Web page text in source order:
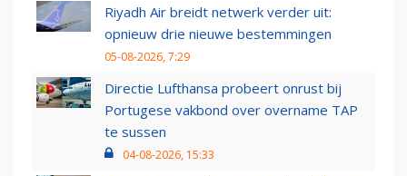
Riyadh Air breidt netwerk verder uit:
opnieuw drie nieuwe bestemmingen
05-08-2026, 7:29
Directie Lufthansa probeert onrust bij
Portugese vakbond over overname TAP
te sussen
04-08-2026, 15:33